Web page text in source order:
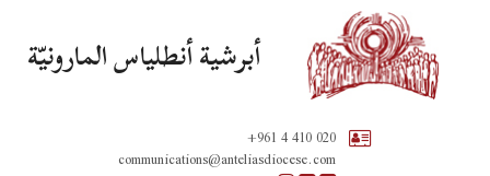
أبرشية أنطلياس المارونيّة
+961 4 410 020
communications@anteliasdiocese.com